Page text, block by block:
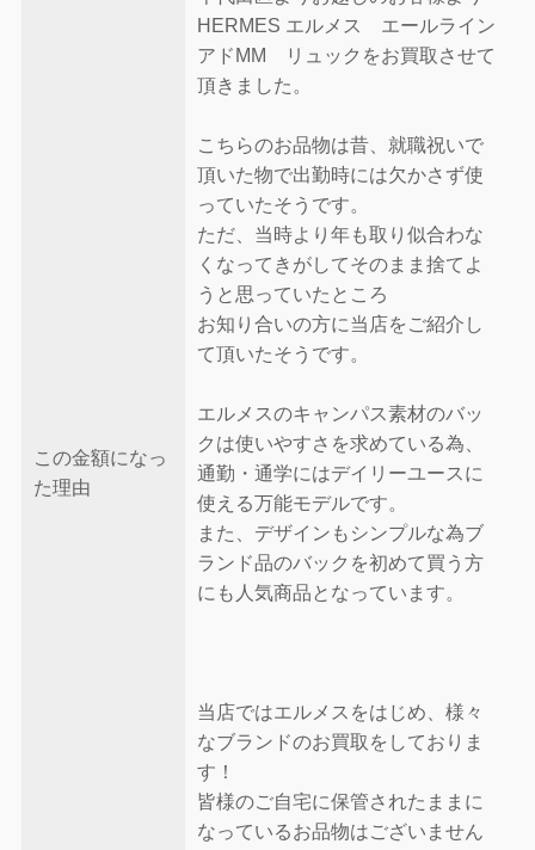
この金額になっ
た理由
HERMES エルメス エールライン
アドMM リュックをお買取させて
頂きました。
こちらのお品物は昔、就職祝いで
頂いた物で出勤時には欠かさず使
っていたそうです。
ただ、当時より年も取り似合わな
くなってきがしてそのまま捨てよ
うと思っていたところ
お知り合いの方に当店をご紹介し
て頂いたそうです。
エルメスのキャンパス素材のバッ
クは使いやすさを求めている為、
通勤・通学にはデイリーユースに
使える万能モデルです。
また、デザインもシンプルな為ブ
ランド品のバックを初めて買う方
にも人気商品となっています。
当店ではエルメスをはじめ、様々
なブランドのお買取をしておりま
す！
皆様のご自宅に保管されたままに
なっているお品物はございません